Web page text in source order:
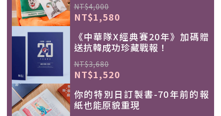
NT$4,000
NT$1,580
《中華隊X經典賽20年》加碼贈
送抗韓成功珍藏戰報！
NT$3,680
NT$1,520
你的特別日訂製書-70年前的報
紙也能原貌重現